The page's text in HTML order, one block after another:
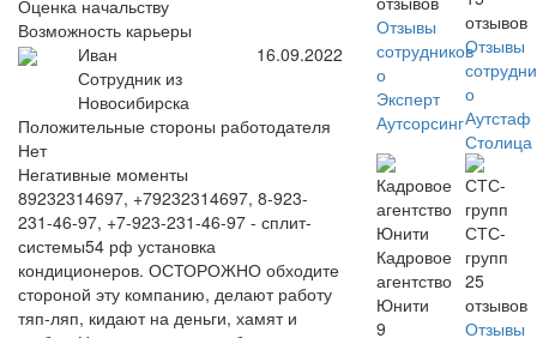
Оценка начальству
Возможность карьеры
Иван
Сотрудник из
Новосибирска
16.09.2022
Положительные стороны работодателя
Нет
Негативные моменты
89232314697, +79232314697, 8-923-
231-46-97, +7-923-231-46-97 - сплит-
системы54 рф установка
кондиционеров. ОСТОРОЖНО обходите
стороной эту компанию, делают работу
тяп-ляп, кидают на деньги, хамят и
Отзывы
сотрудников
о
Эксперт
Аутсорсинг
отзывов
Отзывы
о
Аутстаф
Столица
Кадровое
агентство
Юнити
9
СТС-
групп
25
отзывов
Отзывы